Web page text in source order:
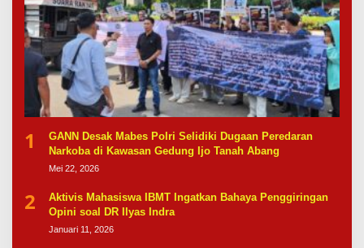
1
GANN Desak Mabes Polri Selidiki Dugaan Peredaran
Narkoba di Kawasan Gedung Ijo Tanah Abang
Mei 22, 2026
2
Aktivis Mahasiswa IBMT Ingatkan Bahaya Penggiringan
Opini soal DR Ilyas Indra
Januari 11, 2026